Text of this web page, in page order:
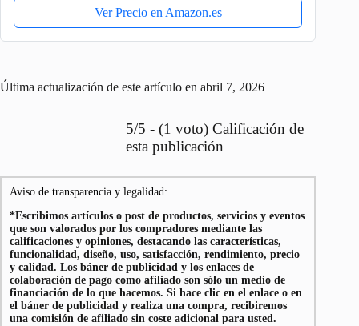
Ver Precio en Amazon.es
Última actualización de este artículo en abril 7, 2026
5/5 - (1 voto) Calificación de
esta publicación
Aviso de transparencia y legalidad:
*Escribimos artículos o post de productos, servicios y eventos
que son valorados por los compradores mediante las
calificaciones y opiniones, destacando las características,
funcionalidad, diseño, uso, satisfacción, rendimiento, precio
y calidad. Los báner de publicidad y los enlaces de
colaboración de pago como afiliado son sólo un medio de
financiación de lo que hacemos. Si hace clic en el enlace o en
el báner de publicidad y realiza una compra, recibiremos
una comisión de afiliado sin coste adicional para usted.